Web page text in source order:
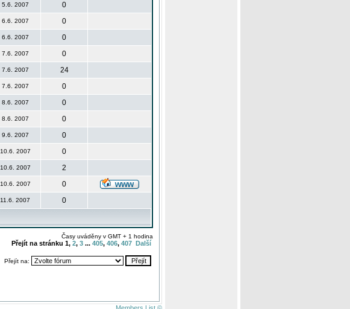
5.6. 2007
0
6.6. 2007
0
6.6. 2007
0
7.6. 2007
0
7.6. 2007
24
7.6. 2007
0
8.6. 2007
0
8.6. 2007
0
9.6. 2007
0
10.6. 2007
0
10.6. 2007
2
10.6. 2007
0
11.6. 2007 0
Časy uváděny v GMT + 1 hodina
Přejít na stránku 1, 2, 3 ... 405, 406, 407 Další
Přejít na: